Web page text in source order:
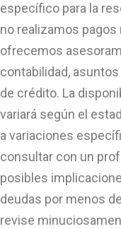
específico para la
no realizamos
ofrecemos
contabilidad,
de crédito. La
variará según el
a variaciones
consultar con un
posibles
deudas por menos
revise